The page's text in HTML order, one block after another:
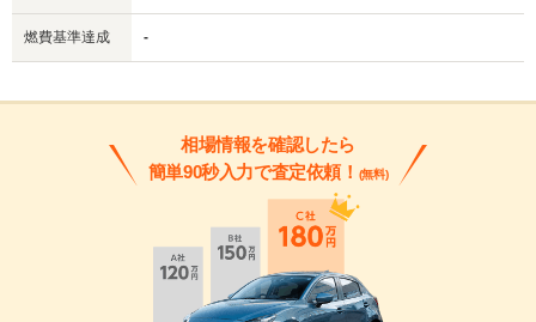
燃費基準達成 -
相場情報を確認したら
簡単90秒入力で査定依頼！ (無料)